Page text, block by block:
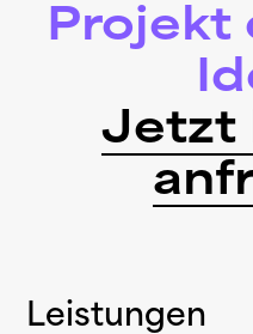
Projekt
Jetzt
Leistungen